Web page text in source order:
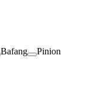
Bafang Pinion